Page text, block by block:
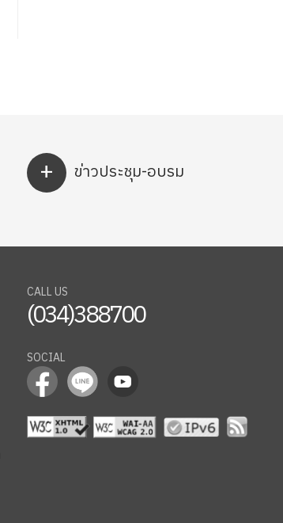
+ ข่าวประชุม-อบรม
CALL US
(034)388700
SOCIAL